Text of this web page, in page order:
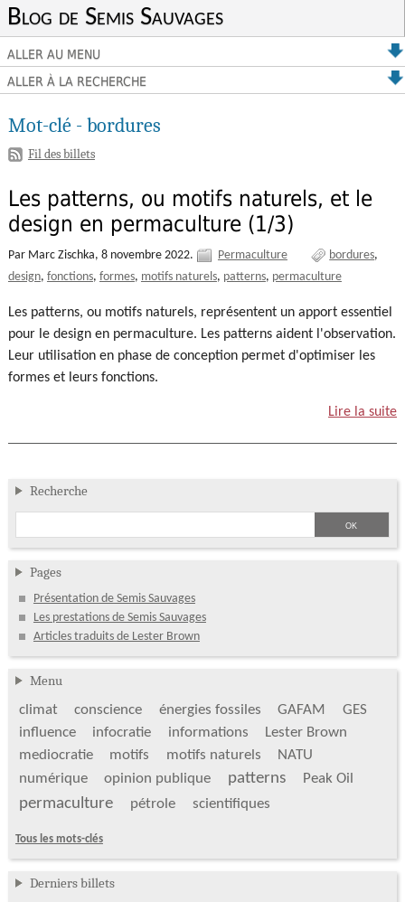
Blog de Semis Sauvages
ALLER AU MENU
ALLER À LA RECHERCHE
Mot-clé - bordures
Fil des billets
Les patterns, ou motifs naturels, et le
design en permaculture (1/3)
Par Marc Zischka, 8 novembre 2022. Permaculture
bordures
design fonctions formes motifs naturels patterns permaculture
Les patterns, ou motifs naturels, représentent un apport essentiel
pour le design en permaculture. Les patterns aident l'observation.
Leur utilisation en phase de conception permet d'optimiser les
formes et leurs fonctions.
Lire la suite
Recherche
Pages
Présentation de Semis Sauvages
Les prestations de Semis Sauvages
Articles traduits de Lester Brown
Menu
climat conscience énergies fossiles GAFAM
GES
influence
infocratie informations
Lester Brown
mediocratie
motifs motifs naturels
NATU
numérique
opinion publique patterns Peak Oil
permaculture pétrole scientifiques
Tous les mots-clés
Derniers billets